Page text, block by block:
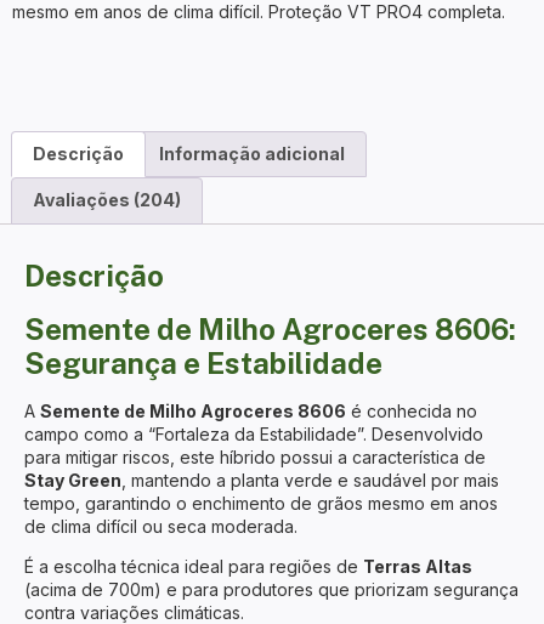
mesmo em anos de clima difícil. Proteção VT PRO4 completa.
Descrição Informação adicional
Avaliações (204)
Descrição
Semente de Milho Agroceres 8606:
Segurança e Estabilidade
A Semente de Milho Agroceres 8606 é conhecida no
campo como a “Fortaleza da Estabilidade”. Desenvolvido
para mitigar riscos, este híbrido possui a característica de
Stay Green , mantendo a planta verde e saudável por mais
tempo, garantindo o enchimento de grãos mesmo em anos
de clima difícil ou seca moderada.
É a escolha técnica ideal para regiões de Terras Altas
(acima de 700m) e para produtores que priorizam segurança
contra variações climáticas.